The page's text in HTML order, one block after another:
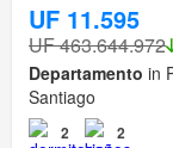
UF 11.595
UF 463.644.972
Departamento in
Santiago
2 2